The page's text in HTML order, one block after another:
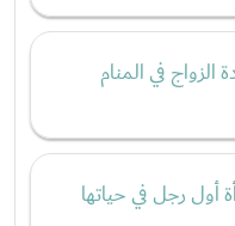
الزواج في المنام
أول رجل في حياتها